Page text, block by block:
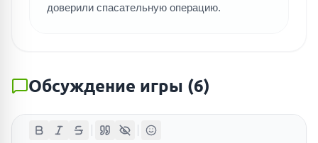
доверили спасательную операцию.
Обсуждение игры (6)